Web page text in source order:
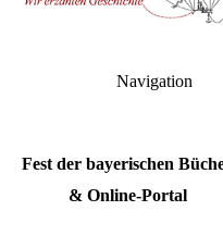
Navigation
Fest der bayerischen
& Online-Portal